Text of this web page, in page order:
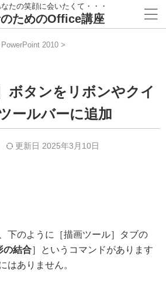
たの笑顔に会いたくて・・・
ためのOffice講座
PowerPoint 2010 >
ボタンをリボンやクイ
ールバーに追加
更新日 2025年3月10日
下のように［描画ツール］タブの
の結合］というコマンドがあります
はありません。